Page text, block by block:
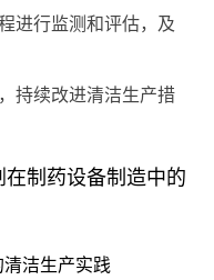
进行监测和评估，及
持续改进清洁生产措
制药设备制造中的
洁生产实践